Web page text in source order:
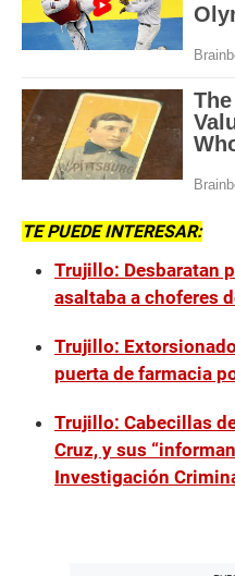
TE PUEDE INTERESAR:
Trujillo: Desbaratan
asaltaba a choferes
Trujillo:
puerta de farmacia
Trujillo: Cabecillas
Cruz, y sus
Investigación